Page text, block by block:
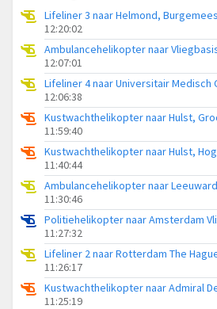
12:20:02
12:07:01
12:06:38
Kustwachthelikopter naar Hulst,
11:59:40
Kustwachthelikopter naar Hulst,
11:40:44
11:30:46
11:27:32
Lifeliner 2 naar Rotterdam The
11:26:17
11:25:19